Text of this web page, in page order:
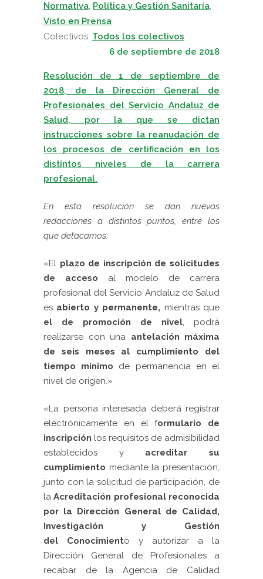
Normativa, Política y Gestión Sanitaria,
Visto en Prensa
Colectivos: Todos los colectivos
6 de septiembre de 2018
Resolución de 1 de septiembre de
2018, de la Dirección General de
Profesionales del Servicio Andaluz de
Salud, por la que se dictan
instrucciones sobre la reanudación de
los procesos de certificación en los
distintos niveles de la carrera
profesional.
En esta resolución se dan nuevas
redacciones a distintos puntos, entre los
que detacamos:
«El plazo de inscripción de solicitudes
de acceso al modelo de carrera
profesional del Servicio Andaluz de Salud
es abierto y permanente, mientras que
el de promoción de nivel, podrá
realizarse con una antelación máxima
de seis meses al cumplimiento del
tiempo mínimo de permanencia en el
nivel de origen.»
«La persona interesada deberá registrar
electrónicamente en el formulario de
inscripción los requisitos de admisibilidad
establecidos yacreditar su
cumplimiento mediante la presentación,
junto con la solicitud de participación, de
laAcreditación profesional reconocida
por la Dirección General de Calidad,
Investigación y Gestión
del Conocimiento y autorizar a la
Dirección General de Profesionales a
recabar de la Agencia de Calidad